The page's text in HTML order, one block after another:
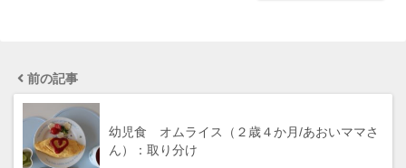
前の記事
幼児食 オムライス（２歳４か月/あおいママさ
ん）：取り分け